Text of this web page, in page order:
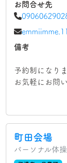
お問合せ先
備考
予約制になりま
お気軽にお問
町田会場
パーソナル体